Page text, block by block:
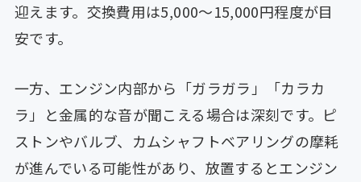
迎えます。交換費用は5,000〜15,000円程度が目
安です。
一方、エンジン内部から「ガラガラ」「カラカ
ラ」と金属的な音が聞こえる場合は深刻です。ピ
ストンやバルブ、カムシャフトベアリングの摩耗
が進んでいる可能性があり、放置するとエンジン